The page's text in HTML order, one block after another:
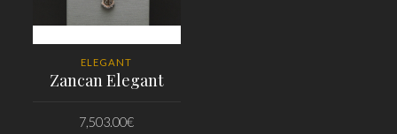
ELEGANT
Zancan Elegant
7,503.00€